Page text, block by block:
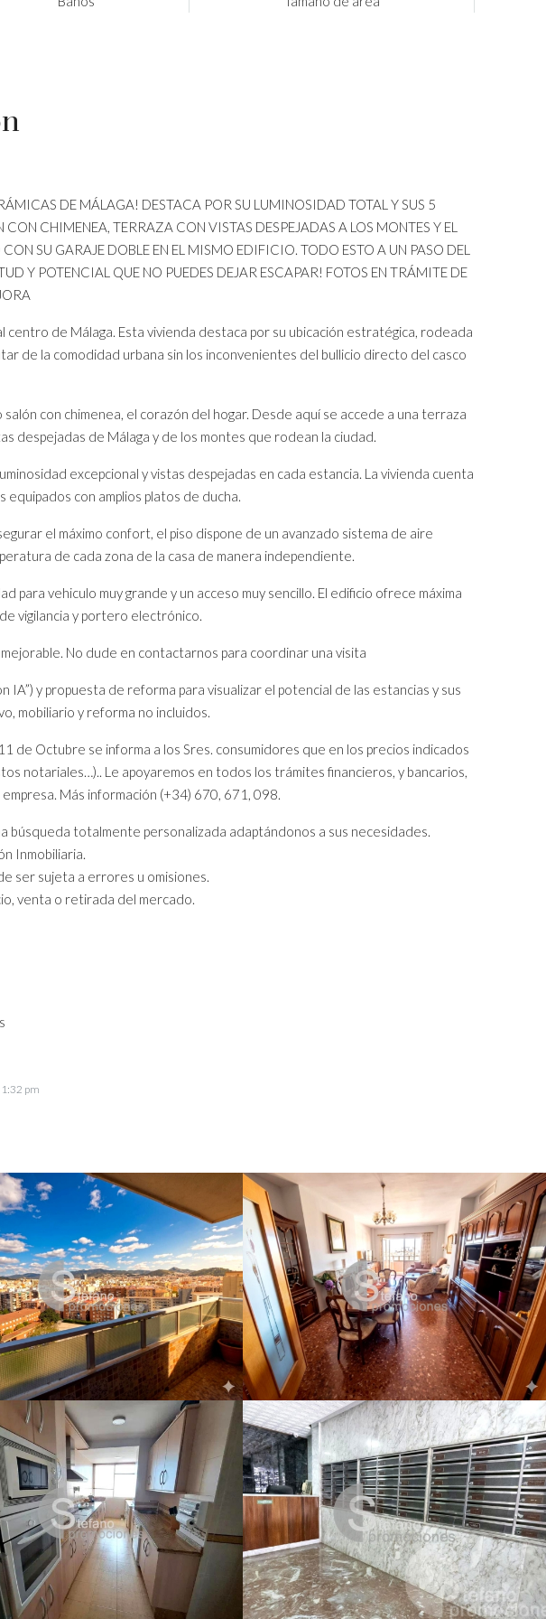
DE MÁLAGA! DESTACA POR SU LUMINOSIDAD TOTAL Y SUS 5
CHIMENEA, TERRAZA CON VISTAS DESPEJADAS A LOS MONTES Y EL
SU GARAJE DOBLE EN EL MISMO EDIFICIO. TODO ESTO A UN PASO DEL
Y POTENCIAL QUE NO PUEDES DEJAR ESCAPAR! FOTOS EN TRÁMITE DE
de Málaga. Esta vivienda destaca por su ubicación estratégica, rodeada
de la comodidad urbana sin los inconvenientes del bullicio directo del casco
con chimenea, el corazón del hogar. Desde aquí se accede a una terraza
despejadas de Málaga y de los montes que rodean la ciudad.
excepcional y vistas despejadas en cada estancia. La vivienda cuenta
con amplios platos de ducha.
el máximo confort, el piso dispone de un avanzado sistema de aire
de cada zona de la casa de manera independiente.
para vehiculo muy grande y un acceso muy sencillo. El edificio ofrece máxima
vigilancia y portero electrónico.
No dude en contactarnos para coordinar una visita
y propuesta de reforma para visualizar el potencial de las estancias y sus
mobiliario y reforma no incluidos.
de Octubre se informa a los Sres. consumidores que en los precios indicados
notariales…).. Le apoyaremos en todos los trámites financieros, y bancarios,
Más información (+34) 670, 671, 098.
búsqueda totalmente personalizada adaptándonos a sus necesidades.
Inmobiliaria.
ser sujeta a errores u omisiones.
venta o retirada del mercado.
pm